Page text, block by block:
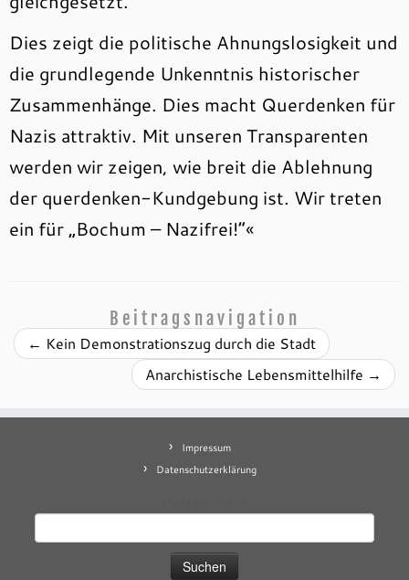
Dies zeigt die politische Ahnungslosigkeit und
die grundlegende Unkenntnis historischer
Zusammenhänge. Dies macht Querdenken für
Nazis attraktiv. Mit unseren Transparenten
werden wir zeigen, wie breit die Ablehnung
der querdenken-Kundgebung ist. Wir treten
ein für „Bochum – Nazifrei!“«
Beitragsnavigation
← Kein Demonstrationszug durch die Stadt
Anarchistische Lebensmittelhilfe →
Impressum
Datenschutzerklärung